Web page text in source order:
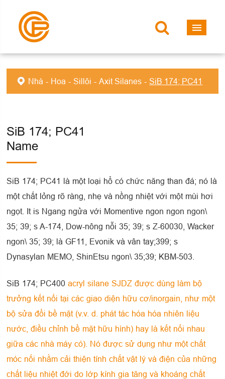
Nhà Hoa Sillôi Axit Silanes SiB 174; PC41
SiB 174; PC41
Name
SiB 174; PC41 là một loại hổ có chức năng than đá; nó là
một chất lỏng rõ ràng, nhẹ và nồng nhiệt với một mùi hơi
ngọt. It is Ngang ngửa với Momentive ngon ngon ngon\
35; 39; s A-174, Dow-nông nỗi 35; 39; s Z-60030, Wacker
ngon\ 35; 39; là GF11, Evonik và vân tay;399; s
Dynasylan MEMO, ShinEtsu ngon\ 35;39; KBM-503.
SiB 174; PC400acryl silane SJDZ được dùng làm bộ
trưởng kết nối tại các giao diện hữu cơ/inorgain, như một
bộ sửa đổi bề mặt (v.v. d. phát tác hóa hóa nhiên liệu
nước, điều chỉnh bề mặt hữu hình) hay là kết nối nhau
giữa các nhà máy có). Nó được sử dụng như một chất
móc nối nhằm cải thiện tính chất vật lý và điện của những
chất liệu nhiệt đới do lớp kính gia tăng và khoáng chất